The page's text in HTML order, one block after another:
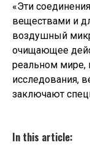
«Эти
веществами и
воздушный
очищающее
реальном мире,
исследования,
заключают
In this article: